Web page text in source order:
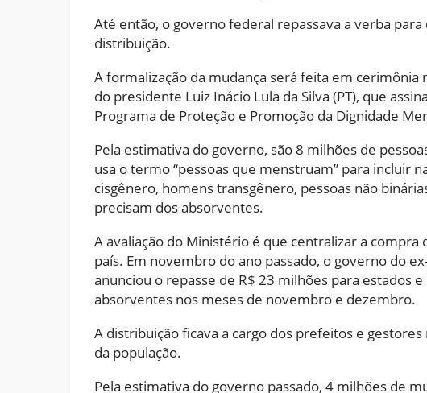
Até então, o governo federal repassava a verba
distribuição.
A formalização da mudança será feita em cerimônia
do presidente Luiz Inácio Lula da Silva (PT), que
Programa de Proteção e Promoção da Dignidade
Pela estimativa do governo, são 8 milhões de
usa o termo “pessoas que menstruam” para incluir
cisgênero, homens transgênero, pessoas não
precisam dos absorventes.
A avaliação do Ministério é que centralizar a
país. Em novembro do ano passado, o governo do
anunciou o repasse de R$ 23 milhões para estados
absorventes nos meses de novembro e dezembro.
A distribuição ficava a cargo dos prefeitos e
da população.
Pela estimativa do governo passado, 4 milhões de